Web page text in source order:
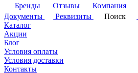
Бренды
Отзывы Компания
Документы
Реквизиты Поиск
Каталог
Акции
Блог
Условия оплаты
Условия доставки
Контакты